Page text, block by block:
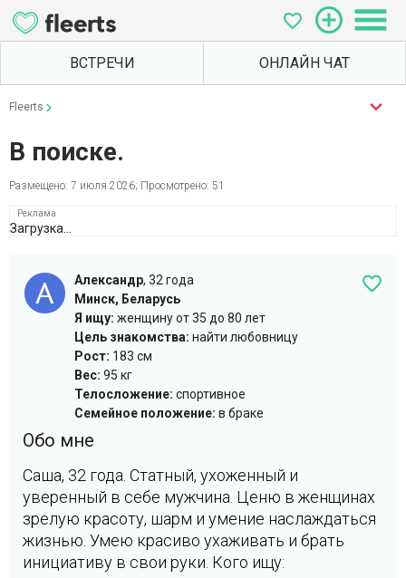
Fleerts
В поиске.
Размещено: 7 июля 2026; Просмотрено: 51
Загрузка...
Александр, 32 года
Минск, Беларусь
Я ищу: женщинуот 35 до 80 лет
Цель знакомства: найти любовницу
Рост: 183 см
Вес: 95 кг
Телосложение: спортивное
Семейное положение: в браке
Обо мне
Саша, 32 года. Статный, ухоженный и
уверенный в себе мужчина. Ценю в женщинах
зрелую красоту, шарм и умение наслаждаться
жизнью. Умею красиво ухаживать и брать
инициативу в свои руки. Кого ищу: